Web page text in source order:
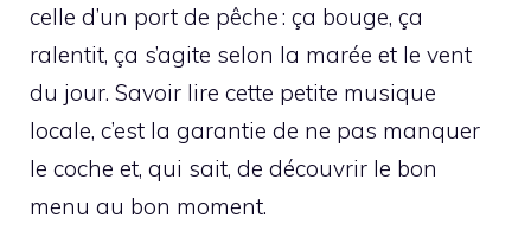
celle d’un port de pêche : ça bouge, ça
ralentit, ça s’agite selon la marée et le vent
du jour. Savoir lire cette petite musique
locale, c’est la garantie de ne pas manquer
le coche et, qui sait, de découvrir le bon
menu au bon moment.